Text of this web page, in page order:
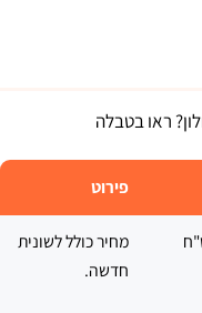
ראו בטבלה
פירוט
מחיר כולל לשונית
חדשה.